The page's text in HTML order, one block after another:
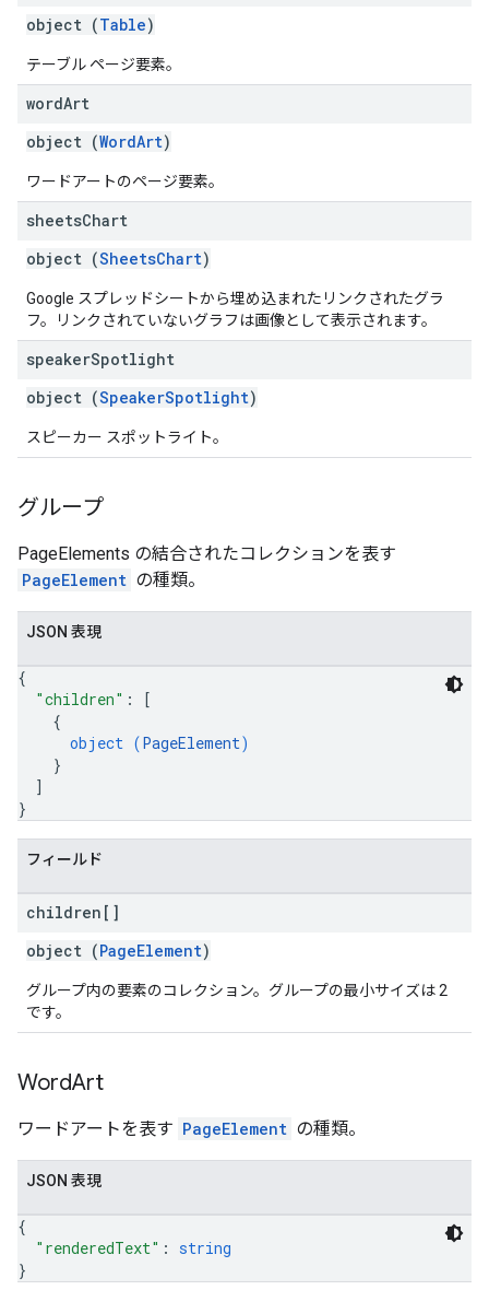
object (Table)
テーブル ページ要素。
wordArt
object (WordArt)
ワードアートのページ要素。
sheetsChart
object (SheetsChart)
Google スプレッドシートから埋め込まれたリンクされたグラ
フ。リンクされていないグラフは画像として表示されます。
speakerSpotlight
object (SpeakerSpotlight)
スピーカー スポットライト。
グループ
PageElements の結合されたコレクションを表す
PageElement の種類。
JSON 表現
{
"children" :
[
{
object (PageElement)
}
]
}
フィールド
children[]
object (PageElement)
グループ内の要素のコレクション。グループの最小サイズは 2
です。
WordArt
ワードアートを表す PageElement の種類。
JSON 表現
{
"renderedText" : string
}